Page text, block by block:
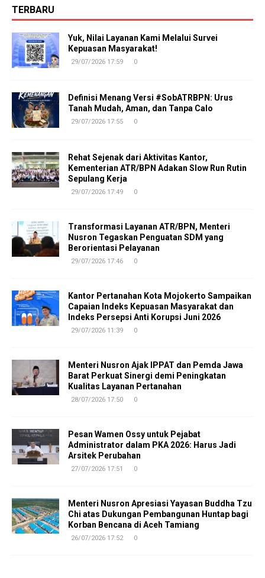
TERBARU
Yuk, Nilai Layanan Kami Melalui Survei
Kepuasan Masyarakat!
29/07/2026 17:59 0
Definisi Menang Versi #SobATRBPN: Urus
Tanah Mudah, Aman, dan Tanpa Calo
29/07/2026 17:55 0
Rehat Sejenak dari Aktivitas Kantor,
Kementerian ATR/BPN Adakan Slow Run Rutin
Sepulang Kerja
29/07/2026 17:49 0
Transformasi Layanan ATR/BPN, Menteri
Nusron Tegaskan Penguatan SDM yang
Berorientasi Pelayanan
29/07/2026 17:46 0
Kantor Pertanahan Kota Mojokerto Sampaikan
Capaian Indeks Kepuasan Masyarakat dan
Indeks Persepsi Anti Korupsi Juni 2026
29/07/2026 11:39 0
Menteri Nusron Ajak IPPAT dan Pemda Jawa
Barat Perkuat Sinergi demi Peningkatan
Kualitas Layanan Pertanahan
28/07/2026 17:50 0
Pesan Wamen Ossy untuk Pejabat
Administrator dalam PKA 2026: Harus Jadi
Arsitek Perubahan
27/07/2026 17:51 0
Menteri Nusron Apresiasi Yayasan Buddha Tzu
Chi atas Dukungan Pembangunan Huntap bagi
Korban Bencana di Aceh Tamiang
26/07/2026 17:52 0